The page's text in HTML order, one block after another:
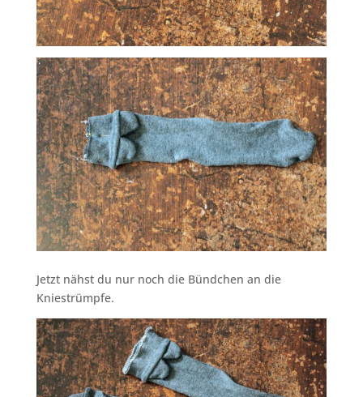
Jetzt nähst du nur noch die Bündchen an die
Kniestrümpfe.